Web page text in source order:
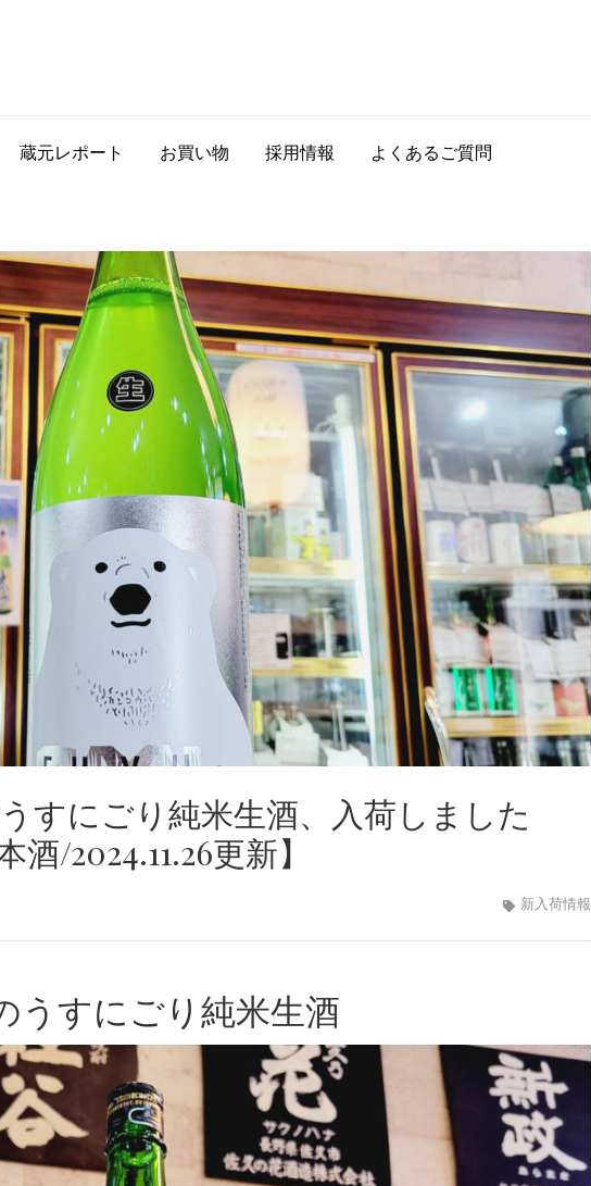
蔵元レポート お買い物 採用情報 よくあるご質問
すにごり純米生酒、入荷しました
/2024.11.26更新】
新入荷情報
うすにごり純米生酒